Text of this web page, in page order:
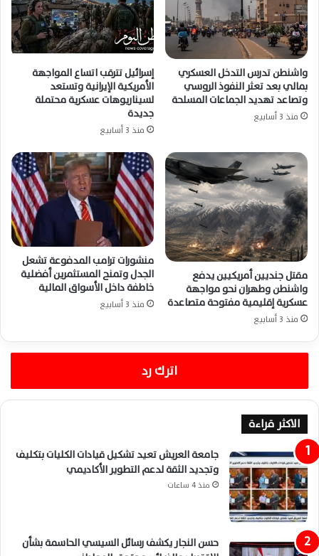
واشنطن تدرس التدخل العسكري
بمالي بعد تعثر النفوذ الروسي
وتصاعد تهديد الجماعات المسلحة
منذ 3 أسابيع
إسرائيل تترقب اتساع المواجهة
الأمريكية الإيرانية وتستعد
لسيناريوهات عسكرية محتملة
جديدة
منذ 3 أسابيع
مقتل جنديين أمريكيين يدفع
واشنطن وطهران نحو مواجهة
عسكرية إقليمية مفتوحة متصاعدة
منذ 3 أسابيع
منشورات ترامب المدفوعة تشعل
الجدل وتمنح المستثمرين أفضلية
خاطفة داخل الأسواق المالية
منذ 3 أسابيع
اترك رد
الاكثر قراءة
جامعة العريش تعيد تشكيل قيادات الكليات بتكليف
وتجديد الثقة لدعم التطوير الأكاديمي
منذ 4 ساعات
حسن النجار يكشف رسائل السيسي الحاسمة بشأن